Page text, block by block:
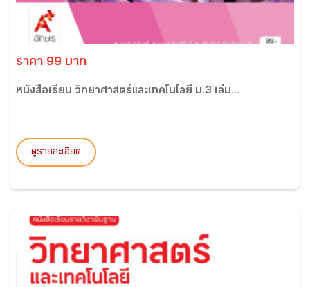
ราคา 99 บาท
หนังสือเรียน วิทยาศาสตร์และเทคโนโลยี ม.3 เล่ม...
ดูรายละเอียด